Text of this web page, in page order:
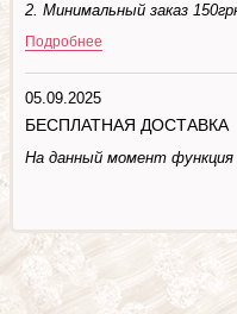
2. Минимальный заказ
Подробнее
05.09.2025
БЕСПЛАТНАЯ ДОСТАВКА
На данный момент функция